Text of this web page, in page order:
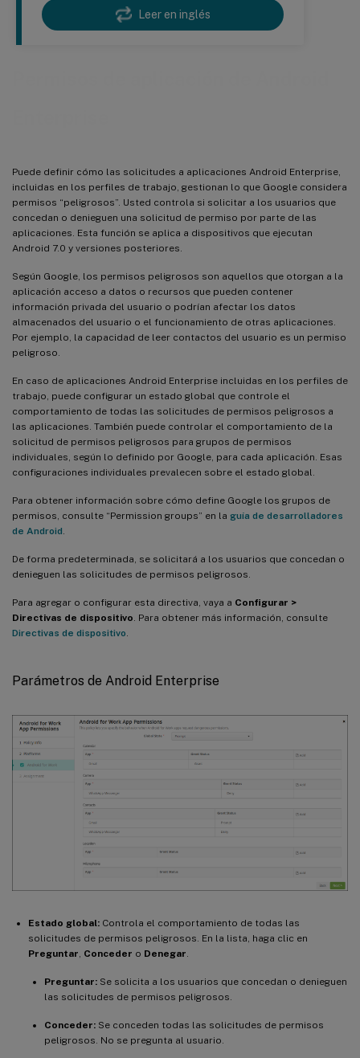
Leer en inglés
Puede definir cómo las solicitudes a aplicaciones Android Enterprise,
incluidas en los perfiles de trabajo, gestionan lo que Google considera
permisos “peligrosos”. Usted controla si solicitar a los usuarios que
concedan o denieguen una solicitud de permiso por parte de las
aplicaciones. Esta función se aplica a dispositivos que ejecutan
Android 7.0 y versiones posteriores.
Según Google, los permisos peligrosos son aquellos que otorgan a la
aplicación acceso a datos o recursos que pueden contener
información privada del usuario o podrían afectar los datos
almacenados del usuario o el funcionamiento de otras aplicaciones.
Por ejemplo, la capacidad de leer contactos del usuario es un permiso
peligroso.
En caso de aplicaciones Android Enterprise incluidas en los perfiles de
trabajo, puede configurar un estado global que controle el
comportamiento de todas las solicitudes de permisos peligrosos a
las aplicaciones. También puede controlar el comportamiento de la
solicitud de permisos peligrosos para grupos de permisos
individuales, según lo definido por Google, para cada aplicación. Esas
configuraciones individuales prevalecen sobre el estado global.
Para obtener información sobre cómo define Google los grupos de
permisos, consulte “Permission groups” en la guía de desarrolladores
de Android
De forma predeterminada, se solicitará a los usuarios que concedan o
denieguen las solicitudes de permisos peligrosos.
Para agregar o configurar esta directiva, vaya a Configurar >
Directivas de dispositivo . Para obtener más información, consulte
Directivas de dispositivo
Parámetros de Android Enterprise
Estado global: Controla el comportamiento de todas las
solicitudes de permisos peligrosos. En la lista, haga clic en
Preguntar, Conceder o Denegar.
Preguntar: Se solicita a los usuarios que concedan o denieguen
las solicitudes de permisos peligrosos.
Conceder: Se conceden todas las solicitudes de permisos
peligrosos. No se pregunta al usuario.